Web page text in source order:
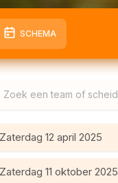
SCHEMA
Zaterdag 12 april 2025
Zaterdag 11 oktober 2025